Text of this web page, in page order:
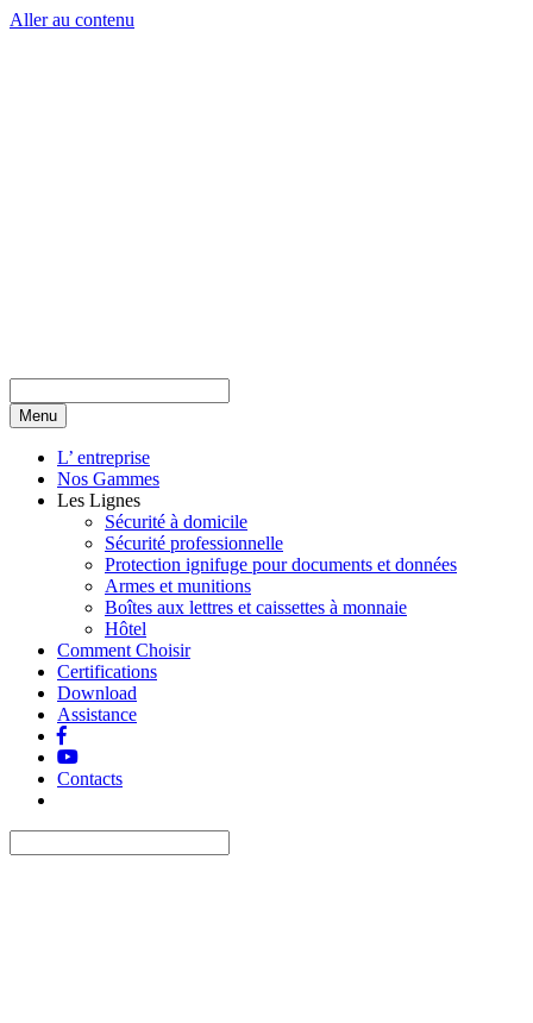
Aller au contenu
Menu
L’ entreprise
Nos Gammes
Les Lignes
Sécurité à domicile
Sécurité professionnelle
Protection ignifuge pour documents et données
Armes et munitions
Boîtes aux lettres et caissettes à monnaie
Hôtel
Comment Choisir
Certifications
Download
Assistance
Contacts